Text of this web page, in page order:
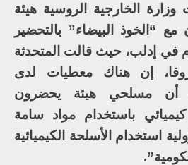
الخارجية الروسية هيئة
مع “الخوذ البيضاء” بالتحضير
في إدلب، حيث قالت المتحدثة
إن هناك معطيات لدى
أن مسلحي هيئة يحضرون
باستخدام مواد سامة
استخدام الأسلحة الكيميائية